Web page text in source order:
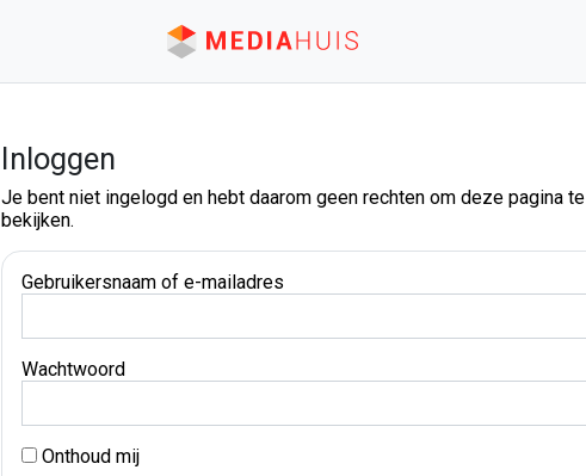
Inloggen
Je bent niet ingelogd en hebt daarom geen rechten om deze pagina te
bekijken.
Gebruikersnaam of e-mailadres
Wachtwoord
Onthoud mij